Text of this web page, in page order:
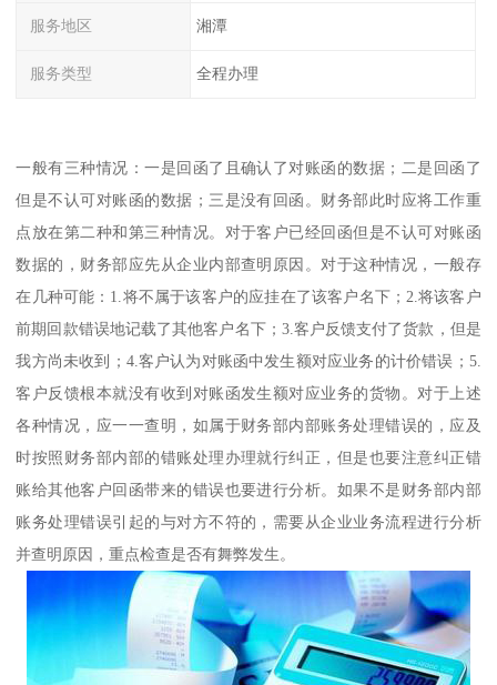
服务地区 湘潭
服务类型 全程办理
一般有三种情况：一是回函了且确认了对账函的数据；二是回函了
但是不认可对账函的数据；三是没有回函。财务部此时应将工作重
点放在第二种和第三种情况。对于客户已经回函但是不认可对账函
数据的，财务部应先从企业内部查明原因。对于这种情况，一般存
在几种可能：1.将不属于该客户的应挂在了该客户名下；2.将该客户
前期回款错误地记载了其他客户名下；3.客户反馈支付了货款，但是
我方尚未收到；4.客户认为对账函中发生额对应业务的计价错误；5.
客户反馈根本就没有收到对账函发生额对应业务的货物。对于上述
各种情况，应一一查明，如属于财务部内部账务处理错误的，应及
时按照财务部内部的错账处理办理就行纠正，但是也要注意纠正错
账给其他客户回函带来的错误也要进行分析。如果不是财务部内部
账务处理错误引起的与对方不符的，需要从企业业务流程进行分析
并查明原因，重点检查是否有舞弊发生。